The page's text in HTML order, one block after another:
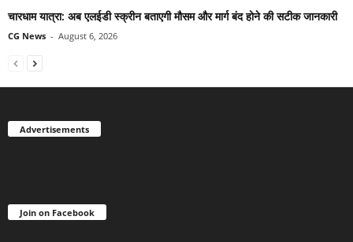
चारधाम यात्रा: अब एलईडी स्क्रीन बताएगी मौसम और मार्ग बंद होने की सटीक जानकारी
CG News - August 6, 2026
Advertisements
Join on Facebook